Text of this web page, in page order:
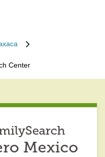
Center
Mexico